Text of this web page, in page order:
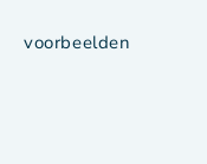
voorbeelden